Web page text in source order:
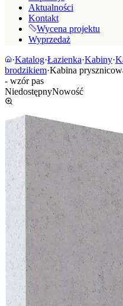
Aktualności
Kontakt
Wycena projektu
Wyprzedaż
·Katalog·Łazienka·Kabiny·
brodzikiem·Kabina
- wzór pas
NiedostępnyNowość